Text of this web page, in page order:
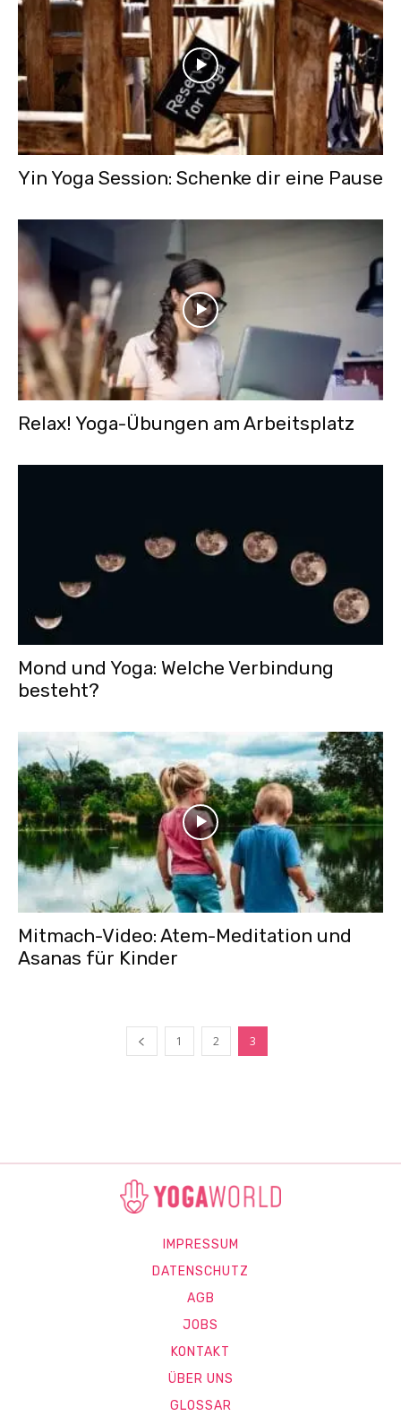
Yin Yoga Session: Schenke dir eine Pause
Relax! Yoga-Übungen am Arbeitsplatz
Mond und Yoga: Welche Verbindung
besteht?
Mitmach-Video: Atem-Meditation und
Asanas für Kinder
1 2 3
IMPRESSUM
DATENSCHUTZ
AGB
JOBS
KONTAKT
ÜBER UNS
GLOSSAR